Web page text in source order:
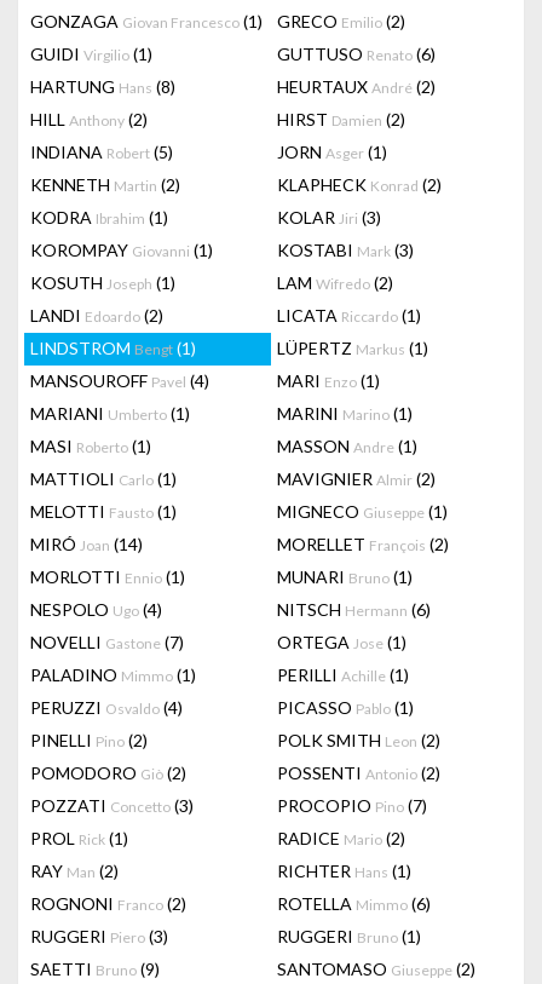
GONZAGA Giovan Francesco (1) GRECO Emilio (2)
GUIDI Virgilio (1) GUTTUSO Renato (6)
HARTUNG Hans (8) HEURTAUX André (2)
HILL Anthony (2) HIRST Damien (2)
INDIANA Robert (5) JORN Asger (1)
KENNETH Martin (2) KLAPHECK Konrad (2)
KODRA Ibrahim (1) KOLAR Jiri (3)
KOROMPAY Giovanni (1) KOSTABI Mark (3)
KOSUTH Joseph (1) LAM Wifredo (2)
LANDI Edoardo (2) LICATA Riccardo (1)
LINDSTROM Bengt (1) LÜPERTZ Markus (1)
MANSOUROFF Pavel (4) MARI Enzo (1)
MARIANI Umberto (1) MARINI Marino (1)
MASI Roberto (1) MASSON Andre (1)
MATTIOLI Carlo (1) MAVIGNIER Almir (2)
MELOTTI Fausto (1) MIGNECO Giuseppe (1)
MIRÓ Joan (14) MORELLET François (2)
MORLOTTI Ennio (1) MUNARI Bruno (1)
NESPOLO Ugo (4) NITSCH Hermann (6)
NOVELLI Gastone (7) ORTEGA Jose (1)
PALADINO Mimmo (1) PERILLI Achille (1)
PERUZZI Osvaldo (4) PICASSO Pablo (1)
PINELLI Pino (2) POLK SMITH Leon (2)
POMODORO Giò (2) POSSENTI Antonio (2)
POZZATI Concetto (3) PROCOPIO Pino (7)
PROL Rick (1) RADICE Mario (2)
RAY Man (2) RICHTER Hans (1)
ROGNONI Franco (2) ROTELLA Mimmo (6)
RUGGERI Piero (3) RUGGERI Bruno (1)
SAETTI Bruno (9) SANTOMASO Giuseppe (2)